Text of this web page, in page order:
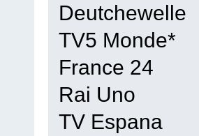
Deutchewelle
TV5 Monde*
France 24
Rai Uno
TV Espana